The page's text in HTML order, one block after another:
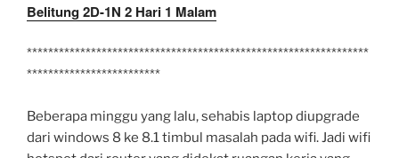
Belitung 2D-1N 2 Hari 1 Malam
****************************************************************
*************************
Beberapa minggu yang lalu, sehabis laptop diupgrade
dari windows 8 ke 8.1 timbul masalah pada wifi. Jadi wifi